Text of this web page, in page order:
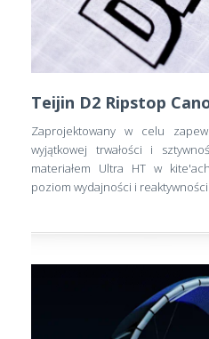
Teijin D2 Ripstop
Zaprojektowany w celu
wyjątkowej trwałości i
materiałem Ultra HT w
poziom wydajności i reaktywności